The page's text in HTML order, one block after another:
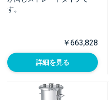
す。
￥663,828
詳細を見る